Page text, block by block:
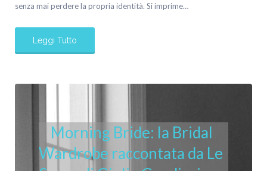
senza mai perdere la propria identità. Si imprime…
Leggi Tutto
Morning Bride: la Bridal
Wardrobe raccontata da Le